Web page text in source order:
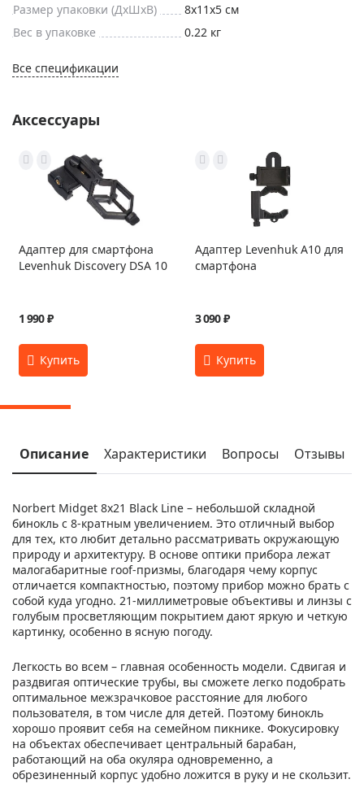
Размер упаковки (ДxШxВ)
8x11x5 см
Вес в упаковке
0.22 кг
Все спецификации
Аксессуары
Адаптер для смартфона
Levenhuk Discovery DSA 10
1 990 ₽
Адаптер Levenhuk A10 для
смартфона
3 090 ₽
Описание Характеристики Вопросы Отзывы
Norbert Midget 8x21 Black Line – небольшой складной
бинокль с 8-кратным увеличением. Это отличный выбор
для тех, кто любит детально рассматривать окружающую
природу и архитектуру. В основе оптики прибора лежат
малогабаритные roof-призмы, благодаря чему корпус
отличается компактностью, поэтому прибор можно брать с
собой куда угодно. 21-миллиметровые объективы и линзы с
голубым просветляющим покрытием дают яркую и четкую
картинку, особенно в ясную погоду.
Легкость во всем – главная особенность модели. Сдвигая и
раздвигая оптические трубы, вы сможете легко подобрать
оптимальное межзрачковое расстояние для любого
пользователя, в том числе для детей. Поэтому бинокль
хорошо проявит себя на семейном пикнике. Фокусировку
на объектах обеспечивает центральный барабан,
работающий на оба окуляра одновременно, а
обрезиненный корпус удобно ложится в руку и не скользит.